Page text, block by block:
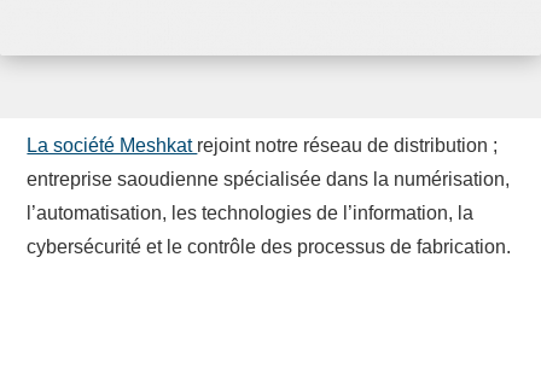
La société Meshkat rejoint notre réseau de distribution ;
entreprise saoudienne spécialisée dans la numérisation,
l’automatisation, les technologies de l’information, la
cybersécurité et le contrôle des processus de fabrication.